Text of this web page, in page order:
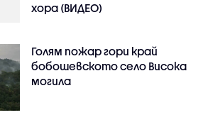
хора (ВИДЕО)
Голям пожар гори край
бобошевското село Висока
могила